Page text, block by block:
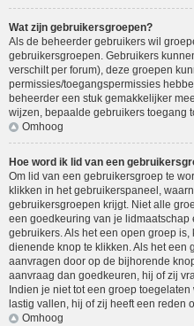
Wat zijn gebruikersgroepen?
Als de beheerder gebruikers wil
gebruikersgroepen. Gebruikers
verschilt per forum), deze groepen
permissies/toegangspermissies
beheerder een stuk gemakkelijker
wijzen, bepaalde gebruikers toegang
Omhoog
Hoe word ik lid van een
Om lid van een gebruikersgroep te
klikken in het gebruikerspaneel,
gebruikersgroepen krijgt. Niet alle
een goedkeuring van je lidmaatschap
gebruikers. Als het een open groep
dienende knop te klikken. Als het een
aanvragen door op de bijhorende
aanvraag dan goedkeuren, hij of zij
Indien je niet tot een groep
lastig vallen, hij of zij heeft een reden
Omhoog